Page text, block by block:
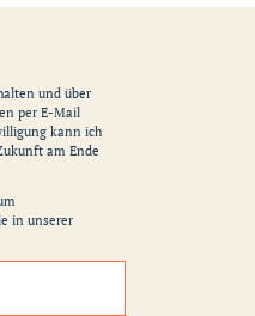
und über
per E-Mail
kann ich
am Ende
in unserer